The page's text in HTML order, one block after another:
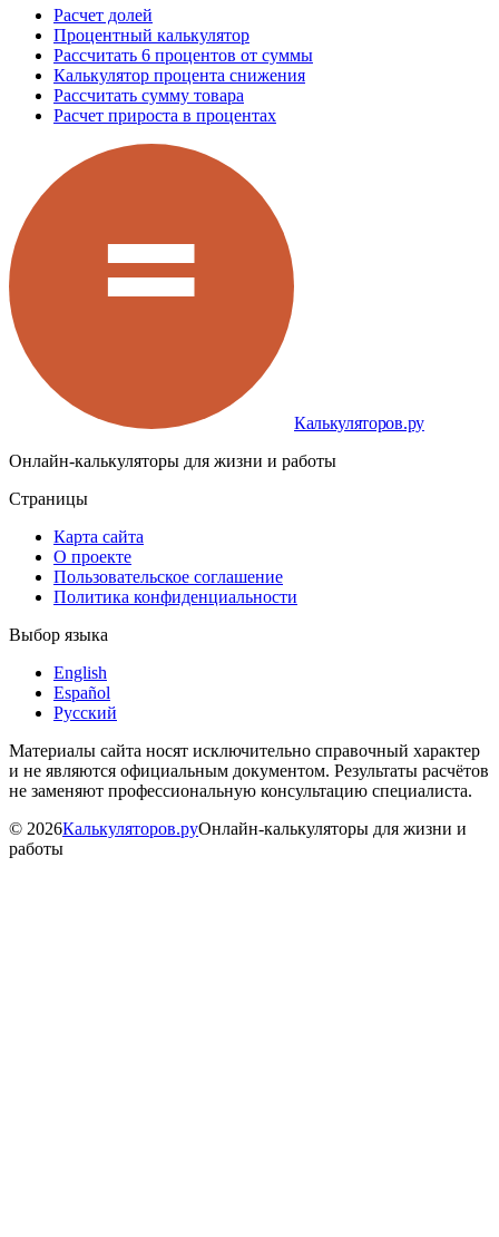
Расчет долей
Процентный калькулятор
Рассчитать 6 процентов от суммы
Калькулятор процента снижения
Рассчитать сумму товара
Расчет прироста в процентах
Калькуляторов.ру
Онлайн-калькуляторы для жизни и работы
Страницы
Карта сайта
О проекте
Пользовательское соглашение
Политика конфиденциальности
Выбор языка
English
Español
Русский
Материалы сайта носят исключительно справочный характер
и не являются официальным документом. Результаты расчётов
не заменяют профессиональную консультацию специалиста.
© 2026Калькуляторов.руОнлайн-калькуляторы для жизни и
работы